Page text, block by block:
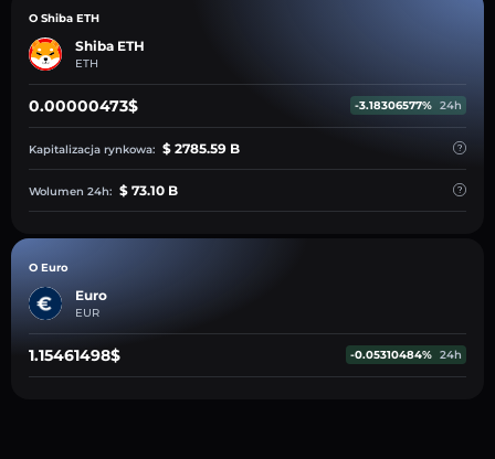
O Shiba ETH
Shiba ETH
ETH
0.00000473$ -3.18306577% 24h
Kapitalizacja rynkowa: $ 2785.59 B
Wolumen 24h: $ 73.10 B
O Euro
Euro
EUR
1.15461498$ -0.05310484% 24h